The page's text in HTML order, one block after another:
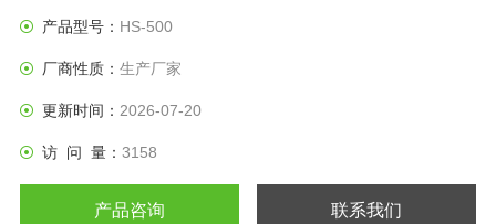
产品型号： HS-500
厂商性质： 生产厂家
更新时间： 2026-07-20
访 问 量： 3158
产品咨询 联系我们